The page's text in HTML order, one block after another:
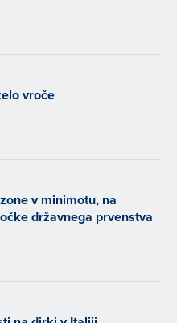
vroče
v minimotu, na
državnega prvenstva